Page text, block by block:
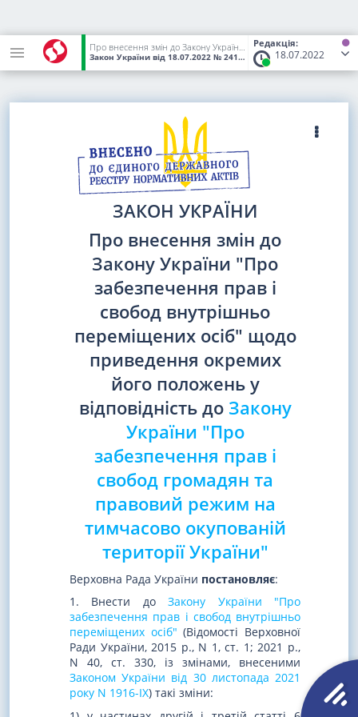
Редакція:
18.07.2022
Про внесення змін до Закону України "Про забезпечення прав і свобод внутрішньо переміщених осіб" щодо приведення окремих його положень у відповідність до Закону України "Про забезпечення прав і свобод громадян та правовий режим на тимчасово окупованій території України"
Закон України від 18.07.2022 № 2417-IX (Статус:Чинний)
ЗАКОН УКРАЇНИ
Про внесення змін до
Закону України "Про
забезпечення прав і
свобод внутрішньо
переміщених осіб" щодо
приведення окремих
його положень у
відповідність до Закону
України "Про
забезпечення прав і
свобод громадян та
правовий режим на
тимчасово окупованій
території України"
Верховна Рада України постановляє:
1. Внести доЗакону України "Про
забезпечення прав і свобод внутрішньо
переміщених осіб" (Відомості Верховної
Ради України, 2015 р., N 1, ст. 1; 2021 р.,
N 40, ст. 330, із змінами, внесеними
Законом України від 30 листопада 2021
року N 1916-IX) такі зміни: